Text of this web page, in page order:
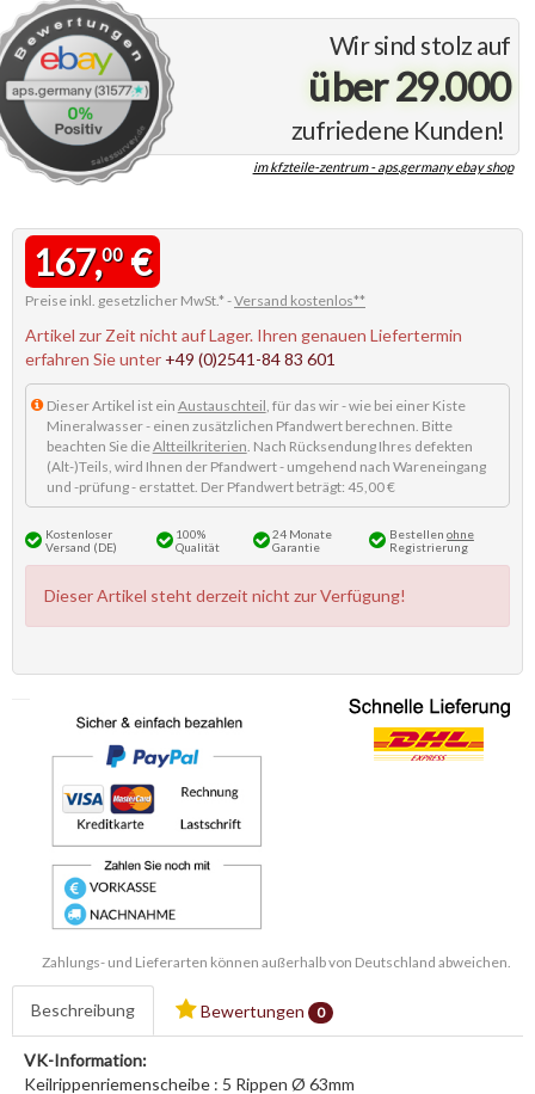
Wir sind stolz auf
über 29.000
zufriedene Kunden!
im kfzteile-zentrum - aps.germany ebay shop
167,00€
Preise inkl. gesetzlicher MwSt.* -Versand kostenlos**
Artikel zur Zeit nicht auf Lager. Ihren genauen Liefertermin
erfahren Sie unter +49 (0)2541-84 83 601
Dieser Artikel ist ein Austauschteil , für das wir - wie bei einer Kiste
Mineralwasser - einen zusätzlichen Pfandwert berechnen. Bitte
beachten Sie dieAltteilkriterien . Nach Rücksendung Ihres defekten
(Alt-)Teils, wird Ihnen der Pfandwert - umgehend nach Wareneingang
und -prüfung - erstattet. Der Pfandwert beträgt: 45,00 €
Kostenloser
Versand (DE)
100%
Qualität
24 Monate
Garantie
Bestellen ohne
Registrierung
Dieser Artikel steht derzeit nicht zur Verfügung!
Zahlungs- und Lieferarten können außerhalb von Deutschland abweichen.
Beschreibung Bewertungen 0
VK-Information:
Keilrippenriemenscheibe : 5 Rippen Ø 63mm